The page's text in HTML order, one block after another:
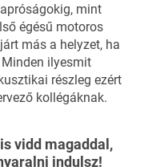
mint
égésű motoros
más a helyzet, ha
ilyesmit
részleg ezért
kollégáknak.
vidd magaddal,
indulsz!